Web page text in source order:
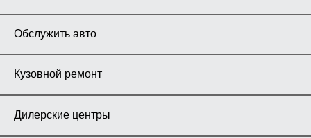
Обслужить авто
Кузовной ремонт
Дилерские центры